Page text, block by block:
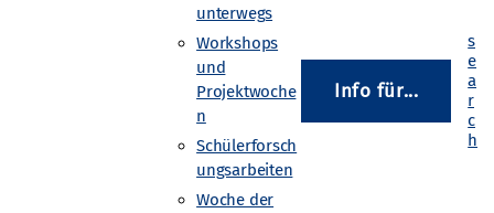
unterwegs
Workshops
und
Projektwoche
n
Schülerforsch
ungsarbeiten
Woche der
Info für...